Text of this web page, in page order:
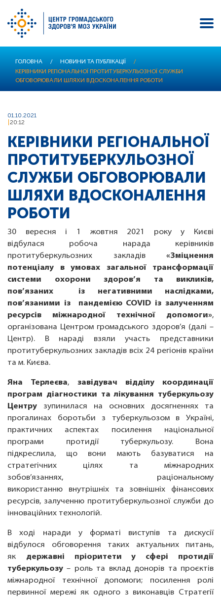
ГОЛОВНА / НОВИНИ ТА ПУБЛІКАЦІЇ
/
КЕРІВНИКИ РЕГІОНАЛЬНОЇ ПРОТИТУБЕРКУЛЬОЗНОЇ СЛУЖБИ
ОБГОВОРЮВАЛИ ШЛЯХИ ВДОСКОНАЛЕННЯ РОБОТИ
01.10.2021
20:12
КЕРІВНИКИ РЕГІОНАЛЬНОЇ
ПРОТИТУБЕРКУЛЬОЗНОЇ
СЛУЖБИ ОБГОВОРЮВАЛИ
ШЛЯХИ ВДОСКОНАЛЕННЯ
РОБОТИ
30 вересня і 1 жовтня 2021 року у Києві
відбулася робоча нарада керівників
протитуберкульозних закладів «Зміцнення
потенціалу в умовах загальної трансформації
системи охорони здоров’я та викликів,
пов’язаних із негативними наслідками,
пов’язаними із пандемією COVID із залученням
ресурсів міжнародної технічної допомоги»,
організована Центром громадського здоров’я (далі –
Центр). В нараді взяли участь представники
протитуберкульозних закладів всіх 24 регіонів країни
та м. Києва.
Яна Терлеєва, завідувач відділу координації
програм діагностики та лікування туберкульозу
Центру зупинилася на основних досягненнях та
прогалинах боротьби з туберкульозом в Україні,
практичних аспектах посилення національної
програми протидії туберкульозу. Вона
підкреслила, що вони мають базуватися на
стратегічних цілях та міжнародних
зобов’язаннях, раціональному
використанню внутрішніх та зовнішніх фінансових
ресурсів, залученню протитуберкульозної служби до
інноваційних технологій.
В ході наради у форматі виступів та дискусії
відбулося обговорення таких актуальних питань,
як державні пріоритети у сфері протидії
туберкульозу – роль та вклад донорів та проєктів
міжнародної технічної допомоги; посилення ролі
первинної мережі як одного з виконавців Стратегії